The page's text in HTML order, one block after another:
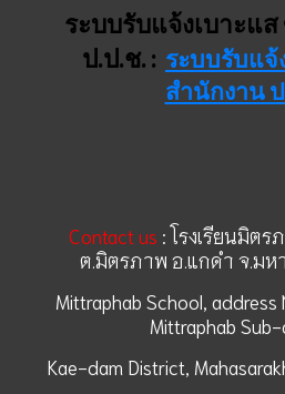
ระบบรับแจ้งเบาะแ
ป.ป.ช. : ระบบรับแจ้
สำนักงาน
Contact us :โรงเรียนมิตร
ต.มิตรภาพ อ.แกดำ จ.มห
Mittraphab School, address
Mittraphab Sub-
Kae-dam District,